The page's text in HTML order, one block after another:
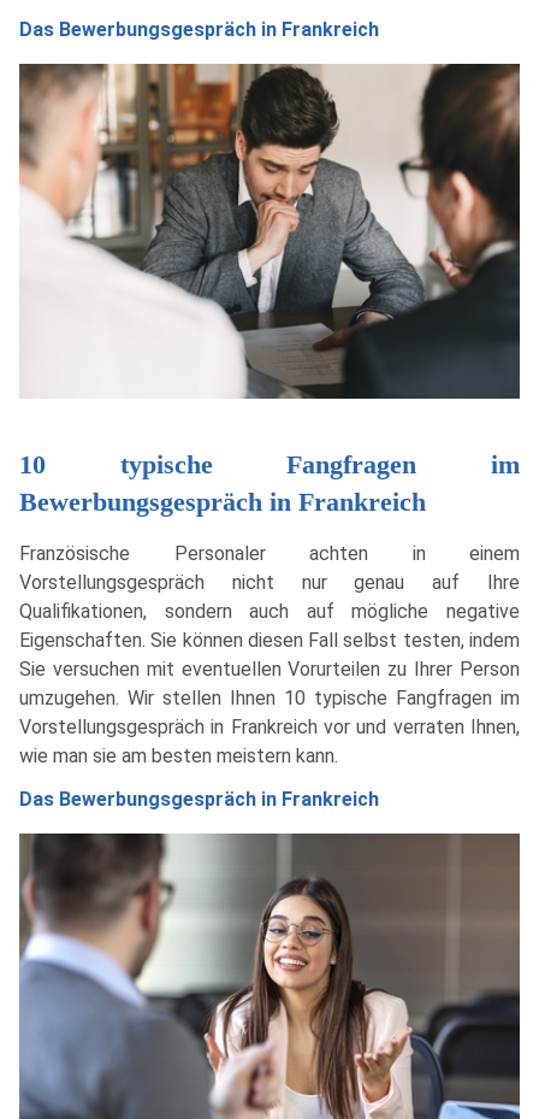
Das Bewerbungsgespräch in Frankreich
10 typische Fangfragen im
Bewerbungsgespräch in Frankreich
Französische Personaler achten in einem
Vorstellungsgespräch nicht nur genau auf Ihre
Qualifikationen, sondern auch auf mögliche negative
Eigenschaften. Sie können diesen Fall selbst testen, indem
Sie versuchen mit eventuellen Vorurteilen zu Ihrer Person
umzugehen. Wir stellen Ihnen 10 typische Fangfragen im
Vorstellungsgespräch in Frankreich vor und verraten Ihnen,
wie man sie am besten meistern kann.
Das Bewerbungsgespräch in Frankreich